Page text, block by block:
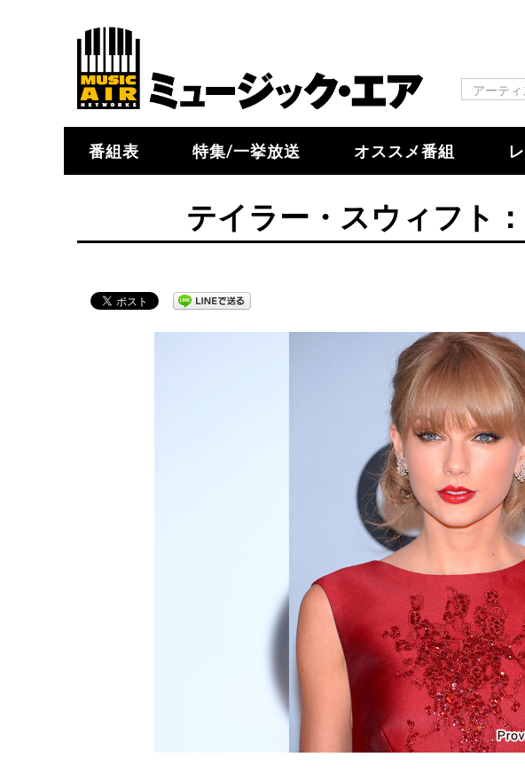
番組表 特集/一挙放送 オススメ番組
テイラー・スウィフト